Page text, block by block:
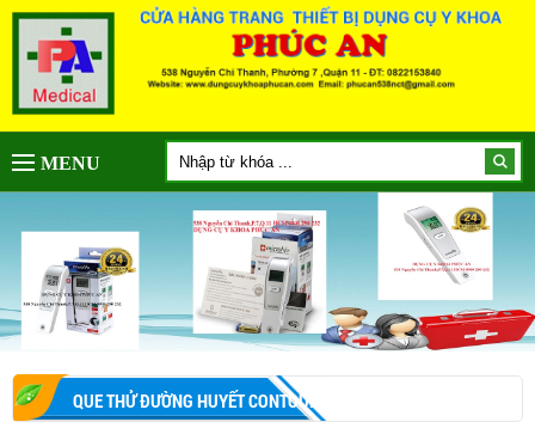
MENU
QUE THỬ ĐƯỜNG HUYẾT CONTOUR PLUS 25